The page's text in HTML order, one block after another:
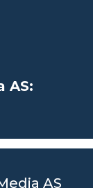
AS:
AS